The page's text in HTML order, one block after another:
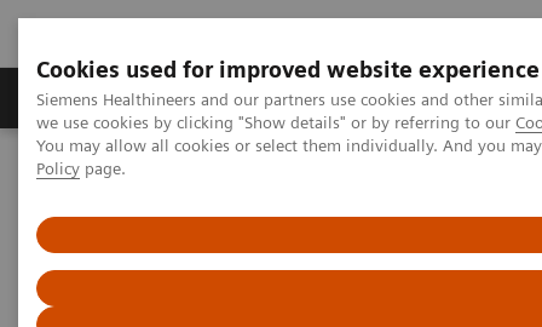
Cookies used for improved website experience
Siemens Healthineers and our partners use cookies and other
we use cookies by clicking "Show details" or by referring to our
You may allow all cookies or select them individually. And you
Policy page.
Productos y servicios Especialidades Clínicas
Siemens Healthineers Latinoamérica
La plataforma SOMATOM go.
SOMATOM go.Now